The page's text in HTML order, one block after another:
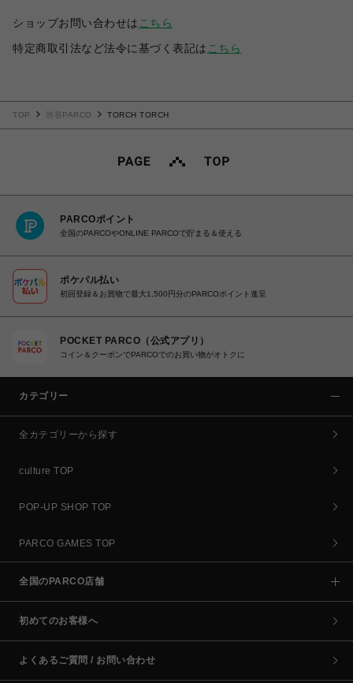
ショップお問い合わせは こちら
特定商取引法など法令に基づく表記は こちら
TOP 渋谷PARCO TORCH TORCH
PARCOポイント
全国のPARCOやONLINE PARCOで貯まる＆使える
ポケパル払い
初回登録＆お買物で最大1,500円分のPARCOポイント進呈
POCKET PARCO（公式アプリ）
コイン＆クーポンでPARCOでのお買い物がオトクに
カテゴリー
全カテゴリーから探す
culture TOP
POP-UP SHOP TOP
PARCO GAMES TOP
全国のPARCO店舗
初めてのお客様へ
よくあるご質問 / お問い合わせ